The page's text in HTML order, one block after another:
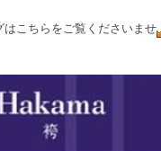
はこちらをご覧くださいませ